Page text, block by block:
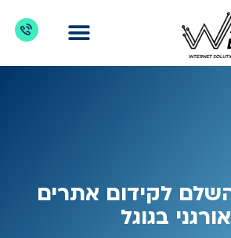
לקידום אתרים
אורגני בגוגל